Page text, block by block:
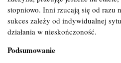
stopniowo. Inni rzucają się od razu
sukces zależy od indywidualnej
działania w nieskończoność.
Podsumowanie